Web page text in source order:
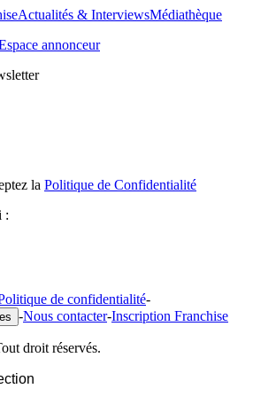
Actualités & InterviewsMédiathèque
annonceur
la Politique de Confidentialité
:
de confidentialité-
-Nous contacter-Inscription Franchise
droit réservés.